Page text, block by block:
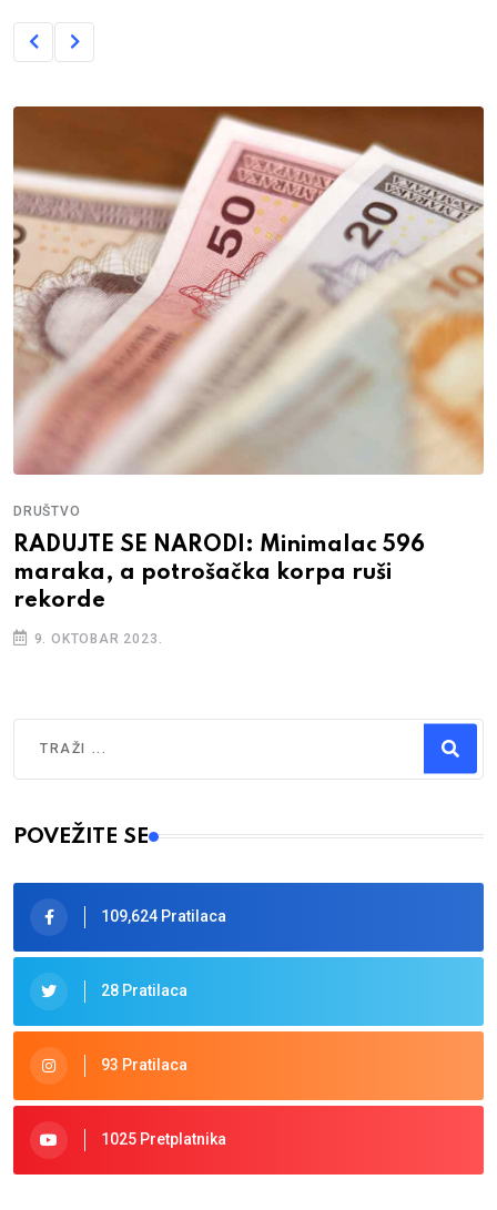
DRUŠTVO
RADUJTE SE NARODI: Minimalac 596
maraka, a potrošačka korpa ruši
rekorde
9. OKTOBAR 2023.
Type 2 or more characters for results.
POVEŽITE SE
109,624 Pratilaca
28 Pratilaca
93 Pratilaca
1025 Pretplatnika